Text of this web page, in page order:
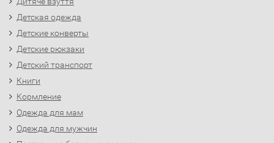
Детская одежда
Детские конверты
Детские рюкзаки
Детский транспорт
Книги
Кормление
Одежда для мам
Одежда для мужчин